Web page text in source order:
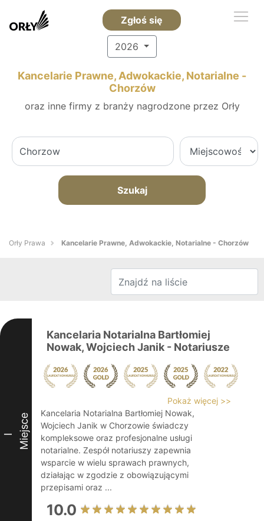
Zgłoś się
2026
Kancelarie Prawne, Adwokackie, Notarialne -
Chorzów
oraz inne firmy z branży nagrodzone przez Orły
Szukaj
Orły Prawa Kancelarie Prawne, Adwokackie, Notarialne - Chorzów
I Miejsce
Kancelaria Notarialna Bartłomiej
Nowak, Wojciech Janik - Notariusze
Pokaż więcej >>
Kancelaria Notarialna Bartłomiej Nowak,
Wojciech Janik w Chorzowie świadczy
kompleksowe oraz profesjonalne usługi
notarialne. Zespół notariuszy zapewnia
wsparcie w wielu sprawach prawnych,
działając w zgodzie z obowiązującymi
przepisami oraz ...
10.0